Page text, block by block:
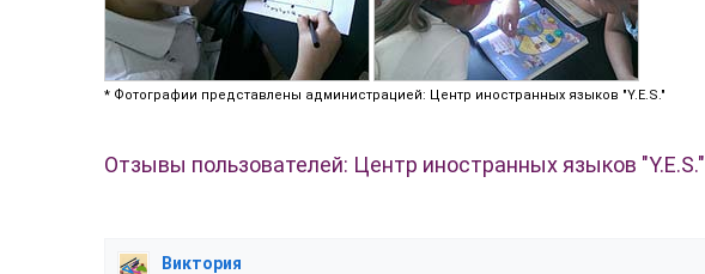
* Фотографии представлены администрацией: Центр иностранных языков "Y.E.S."
Отзывы пользователей: Центр иностранных языков "Y.E.S."
Виктория